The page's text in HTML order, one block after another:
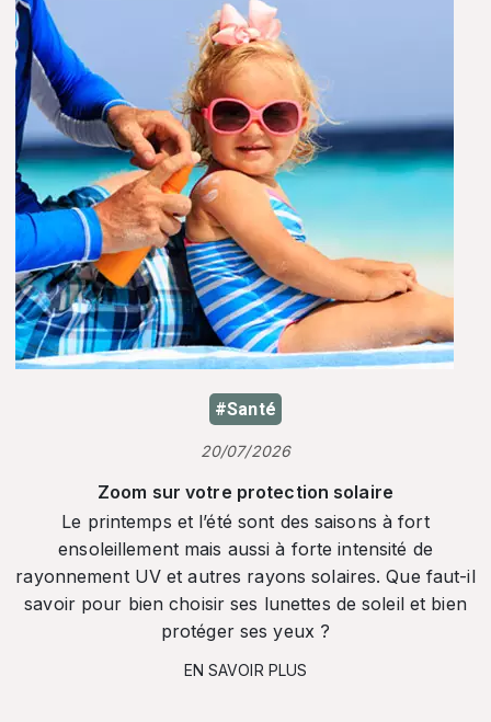
#Santé
20/07/2026
Zoom sur votre protection solaire
Le printemps et l’été sont des saisons à fort
ensoleillement mais aussi à forte intensité de
rayonnement UV et autres rayons solaires. Que faut-il
savoir pour bien choisir ses lunettes de soleil et bien
protéger ses yeux ?
EN SAVOIR PLUS